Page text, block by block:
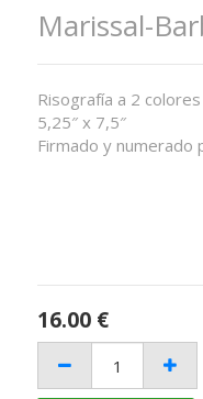
Marissal-
Risografía a 2
5,25″ x 7,5″
Firmado y numerado
16.00 €